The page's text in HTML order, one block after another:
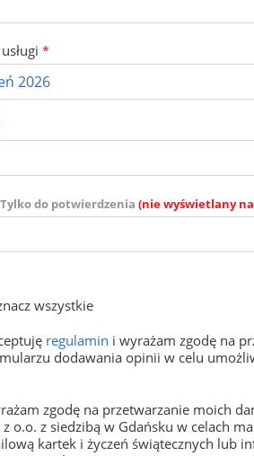
usługi *
Tylko do potwierdzenia (nie wyświetlany
wszystkie
regulamin i wyrażam zgodę na
dodawania opinii w celu
zgodę na przetwarzanie moich
z o.o. z siedzibą w Gdańsku w celach
kartek i życzeń świątecznych lub